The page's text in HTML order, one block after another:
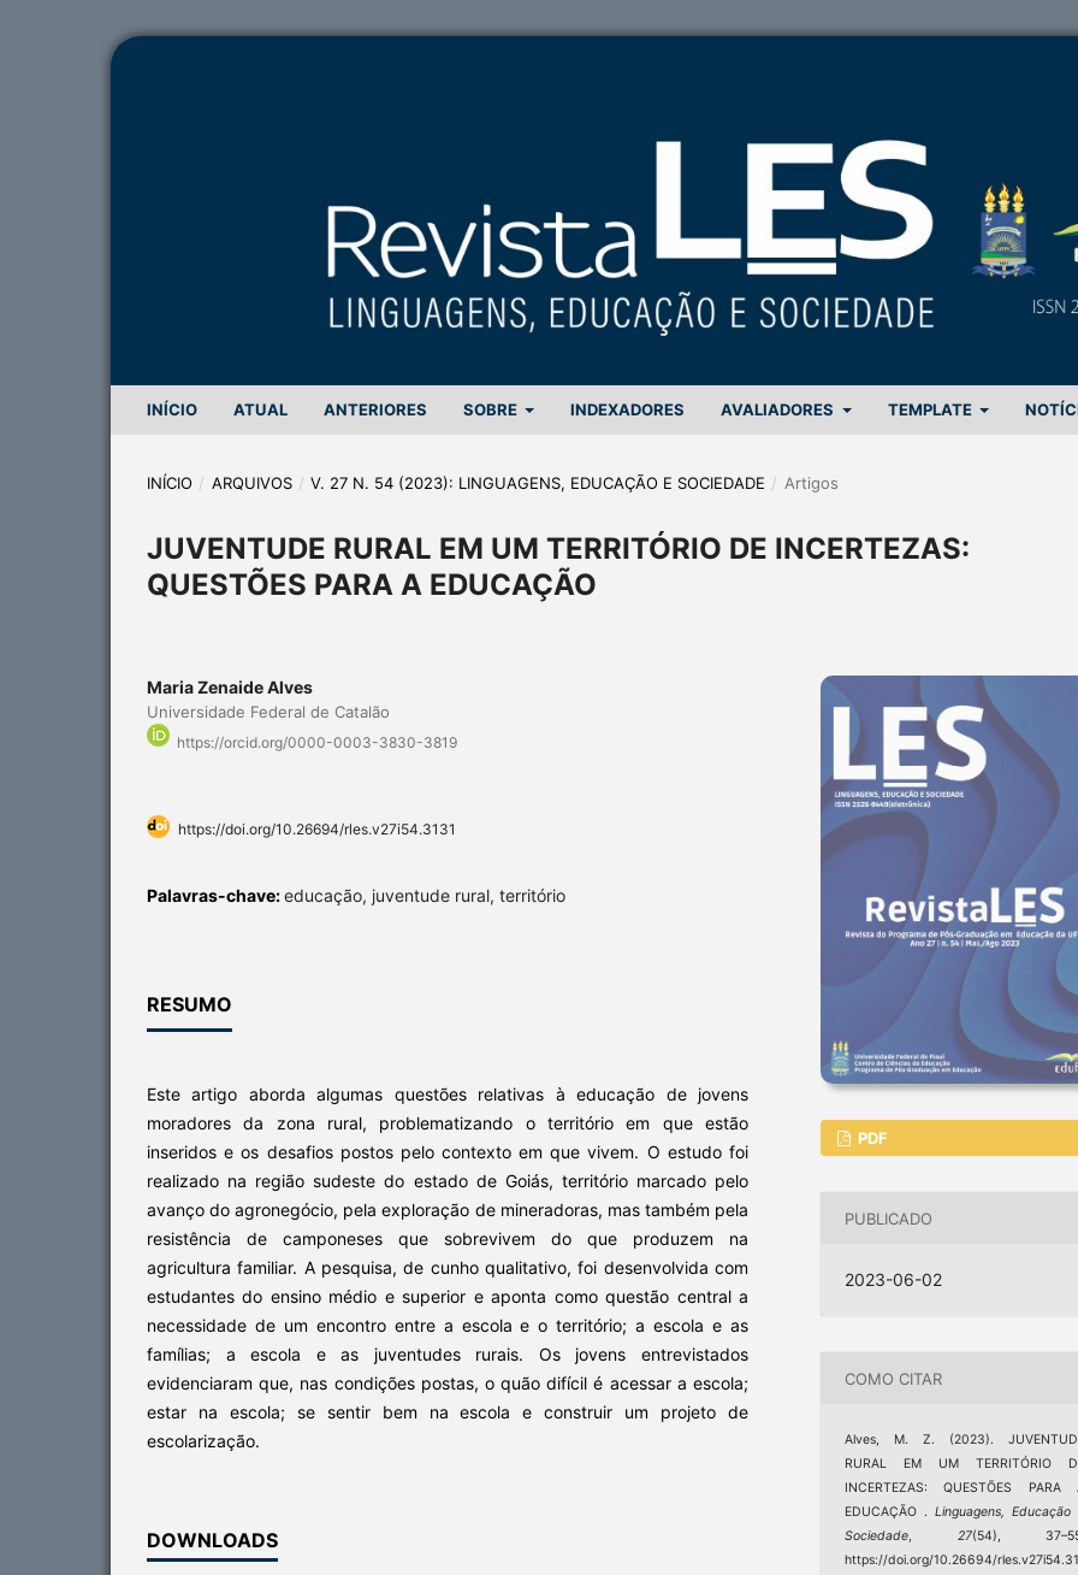
INÍCIO ATUAL ANTERIORES SOBRE INDEXADORES AVALIADORES TEMPLATE
INÍCIO / ARQUIVOS / V. 27 N. 54 (2023): LINGUAGENS, EDUCAÇÃO E SOCIEDADE / Artigos
JUVENTUDE RURAL EM UM TERRITÓRIO DE INCERTEZAS:
QUESTÕES PARA A EDUCAÇÃO
Maria Zenaide Alves
Universidade Federal de Catalão
https://orcid.org/0000-0003-3830-3819
https://doi.org/10.26694/rles.v27i54.3131
Palavras-chave:educação, juventude rural, território
RESUMO
Este artigo aborda algumas questões relativas à educação de jovens
moradores da zona rural, problematizando o território em que estão
inseridos e os desafios postos pelo contexto em que vivem. O estudo foi
realizado na região sudeste do estado de Goiás, território marcado pelo
avanço do agronegócio, pela exploração de mineradoras, mas também pela
resistência de camponeses que sobrevivem do que produzem na
agricultura familiar. A pesquisa, de cunho qualitativo, foi desenvolvida com
estudantes do ensino médio e superior e aponta como questão central a
necessidade de um encontro entre a escola e o território; a escola e as
famílias; a escola e as juventudes rurais. Os jovens entrevistados
evidenciaram que, nas condições postas, o quão difícil é acessar a escola;
estar na escola; se sentir bem na escola e construir um projeto de
escolarização.
DOWNLOADS
PDF
PUBLICADO
2023-06-02
COMO CITAR
Alves, M. Z. (2023).
RURAL EM UM TERRITÓRIO
INCERTEZAS: QUESTÕES PARA
EDUCAÇÃO . Linguagens, Educação
Sociedade, 27(54),
https://doi.org/10.26694/